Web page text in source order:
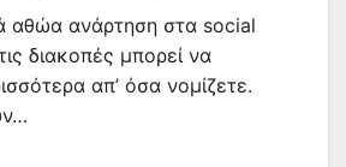
αθώα ανάρτηση στα social
διακοπές μπορεί να
απ’ όσα νομίζετε.